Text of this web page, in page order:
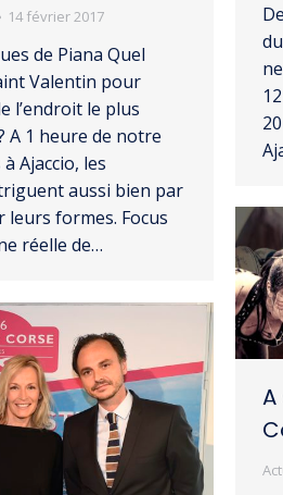
14 février 2017
de Piana Quel
Valentin pour
l’endroit le plus
A 1 heure de notre
Ajaccio, les
aussi bien par
leurs formes. Focus
réelle de…